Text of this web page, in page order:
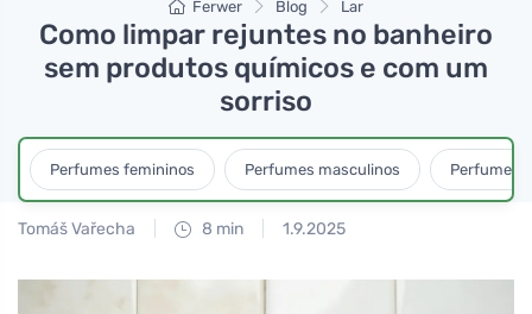
Ferwer Blog Lar
Como limpar rejuntes no banheiro
sem produtos químicos e com um
sorriso
Perfumes femininos Perfumes masculinos Perfumes
Tomáš Vařecha 8 min 1.9.2025